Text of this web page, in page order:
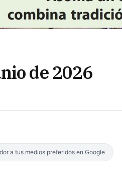
de 2026
a tus medios preferidos en Google